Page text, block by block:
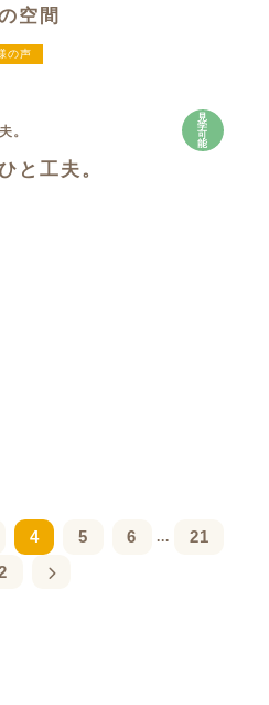
空間
の声
見
学
可
能
と工夫。
4 5 6 ...
21